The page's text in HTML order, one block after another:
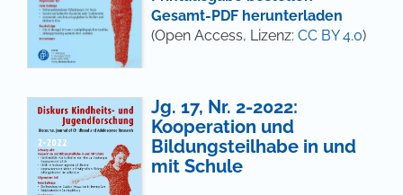
Gesamt-PDF herunterladen
(Open Access, Lizenz: CC BY 4.0)
Jg. 17, Nr. 2-2022:
Kooperation und
Bildungsteilhabe in und
mit Schule